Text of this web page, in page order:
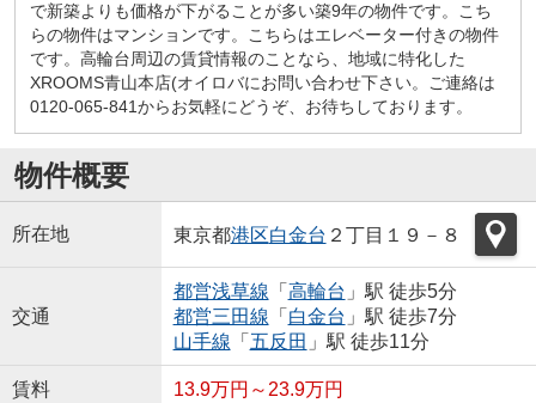
で新築よりも価格が下がることが多い築9年の物件です。こち
らの物件はマンションです。こちらはエレベーター付きの物件
です。高輪台周辺の賃貸情報のことなら、地域に特化した
XROOMS青山本店(オイロバにお問い合わせ下さい。ご連絡は
0120-065-841からお気軽にどうぞ、お待ちしております。
物件概要
所在地 東京都港区白金台 ２丁目１９－８
交通
都営浅草線 「 高輪台 」駅 徒歩5分
都営三田線 「 白金台 」駅 徒歩7分
山手線 「 五反田 」駅 徒歩11分
賃料 13.9万円～23.9万円